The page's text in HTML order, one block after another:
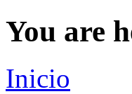
You are
Inicio